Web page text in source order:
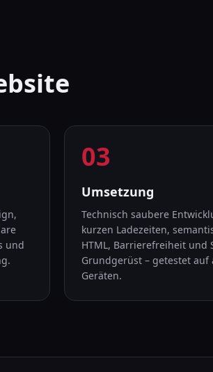
und
03
Schritt3:
Umsetzung
Technisch saubere
kurzen Ladezeiten,
HTML, Barrierefreiheit und
Grundgerüst – getestet auf
Geräten.